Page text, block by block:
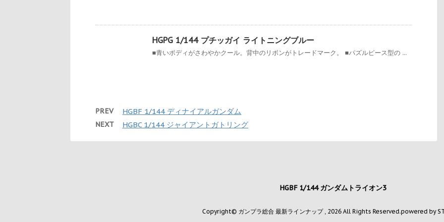
HGPG 1/144 プチッガイ ライトニングブルー
■青いボディがさわやかクール。背中のリボンがトレードマーク。 ■パズルピース型の ...
PREV HGBF 1/144 ディナイアルガンダム
NEXT HGBC 1/144 ジャイアントガトリング
HGBF 1/144 ガンダムトライオン3
Copyright© ガンプラ総合 最新ラインナップ , 2026 All Rights Reserved.powered by